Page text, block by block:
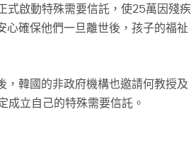
式啟動特殊需要信託，使25萬因殘疾
心確保他們一旦離世後，孩子的福祉
，韓國的非政府機構也邀請何教授及
成立自己的特殊需要信託。